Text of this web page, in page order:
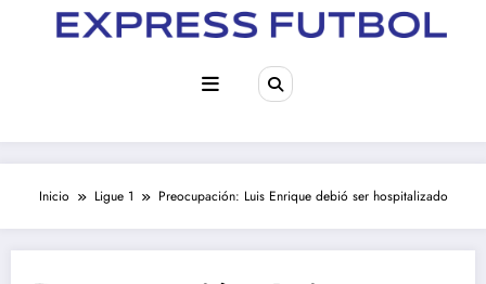
Inicio Ligue 1 Preocupación: Luis Enrique debió ser hospitalizado